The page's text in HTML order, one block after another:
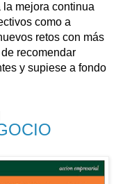
mejora continua
como a
retos con más
recomendar
y supiese a fondo